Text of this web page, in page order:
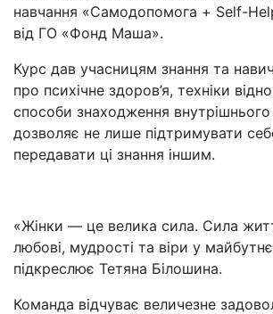
навчання «Самодопомога + Self-
від ГО «Фонд Маша».
Курс дав учасницям знання та
про психічне здоров’я, техніки
способи знаходження
дозволяє не лише підтримувати
передавати ці знання іншим.
«Жінки — це велика сила. Сила
любові, мудрості та віри у
підкреслює Тетяна Білошина.
Команда відчуває величезне